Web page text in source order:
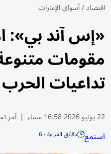
اقتصاد/أسواق الإمارات
«إس آند بي»:
مقومات
تداعيات الحرب
22 يونيو 2026 16:58 مساء | آخر
استمع دقائق القراءة - 6